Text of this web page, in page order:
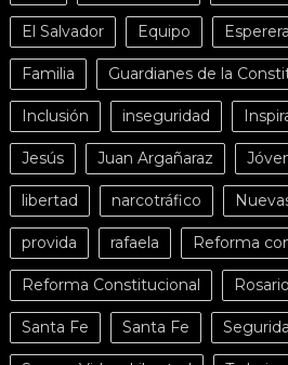
El Salvador Equipo
Familia Guardianes de la
Inclusión inseguridad
Jesús Juan Argañaraz
libertad narcotráfico
provida rafaela Reforma
Reforma Constitucional Rosario
Santa Fe Santa Fe